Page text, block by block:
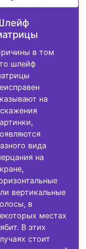
в том
шлейф
на
вида
на
вертикальные
в
местах
В этих
стоит